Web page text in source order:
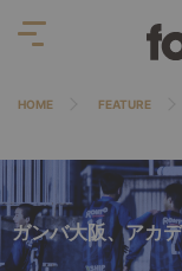
HOME FEATURE
ガンバ大阪、アカ